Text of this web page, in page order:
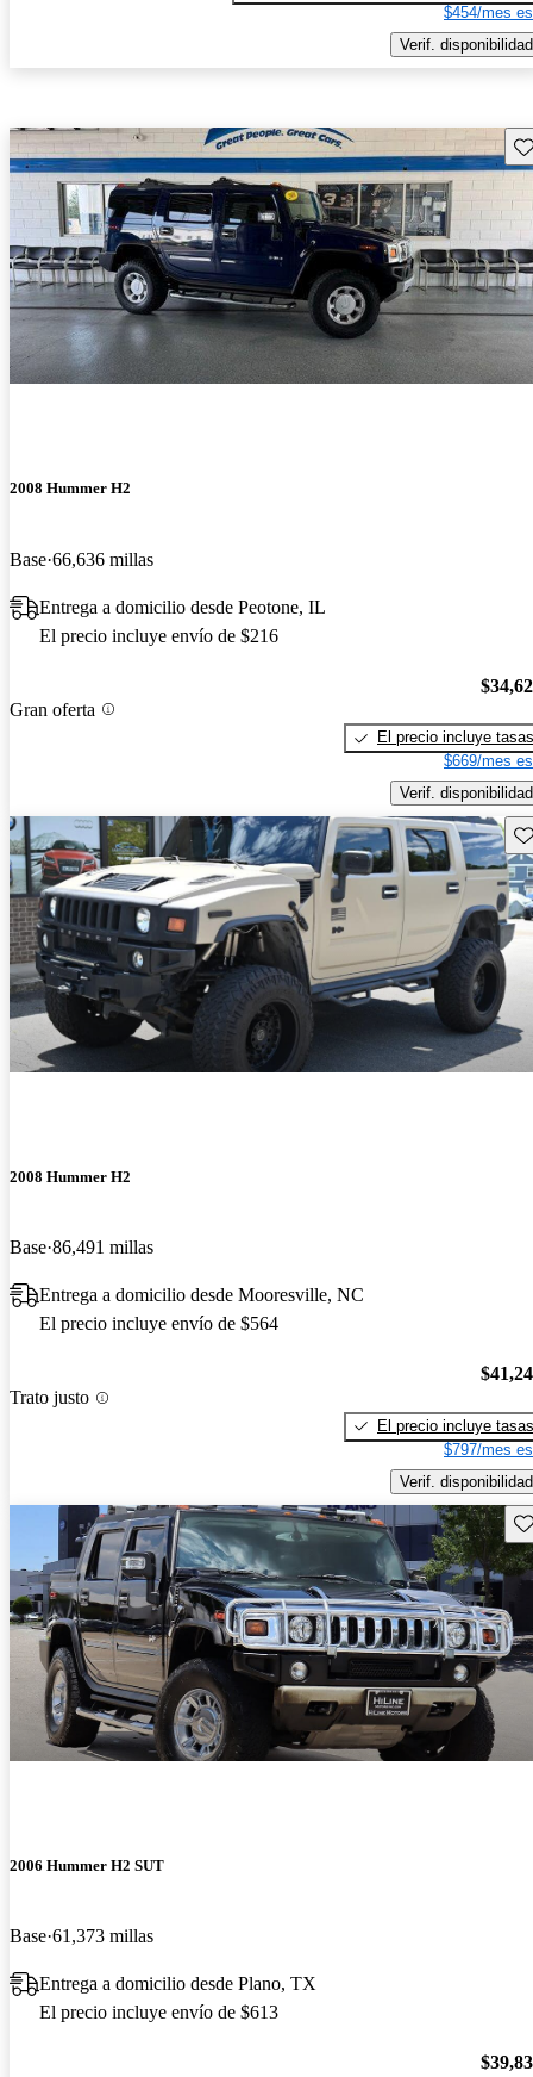
$454/mes
Verif. disponibilidad
2008 Hummer H2
Base 66,636 millas
Entrega a domicilio desde Peotone, IL
El precio incluye envío de $216
Gran oferta
El precio incluye tasas
$669/mes
Verif. disponibilidad
2008 Hummer H2
Base 86,491 millas
Entrega a domicilio desde Mooresville, NC
El precio incluye envío de $564
Trato justo
El precio incluye tasas
$797/mes
Verif. disponibilidad
2006 Hummer H2 SUT
Base 61,373 millas
Entrega a domicilio desde Plano, TX
El precio incluye envío de $613